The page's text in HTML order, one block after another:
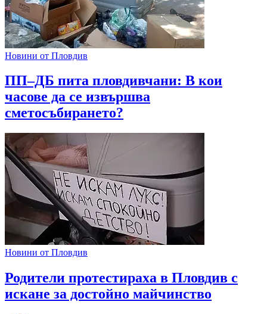
Новини от Пловдив
ПП–ДБ пита пловдивчани: В кои
часове да се извършва
сметосъбирането?
Новини от Пловдив
Родители протестираха в Пловдив с
искане за достойно майчинство